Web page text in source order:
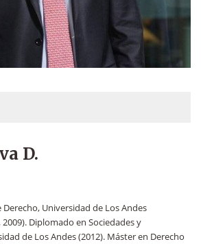
D.
Derecho, Universidad de Los Andes
Diplomado en Sociedades y
de Los Andes (2012). Máster en Derecho